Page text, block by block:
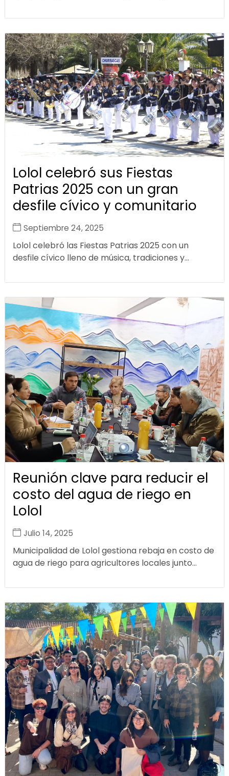
Lolol celebró sus Fiestas
Patrias 2025 con un gran
desfile cívico y comunitario
Septiembre 24, 2025
Lolol celebró las Fiestas Patrias 2025 con un
desfile cívico lleno de música, tradiciones y...
Reunión clave para reducir el
costo del agua de riego en
Lolol
Julio 14, 2025
Municipalidad de Lolol gestiona rebaja en costo de
agua de riego para agricultores locales junto...